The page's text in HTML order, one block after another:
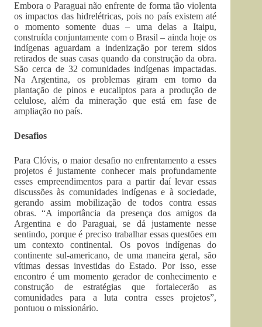
Embora o Paraguai não enfrente de forma tão violenta
os impactos das hidrelétricas, pois no país existem até
o momento somente duas – uma delas a Itaipu,
construída conjuntamente com o Brasil – ainda hoje os
indígenas aguardam a indenização por terem sidos
retirados de suas casas quando da construção da obra.
São cerca de 32 comunidades indígenas impactadas.
Na Argentina, os problemas giram em torno da
plantação de pinos e eucaliptos para a produção de
celulose, além da mineração que está em fase de
ampliação no país.
Desafios
Para Clóvis, o maior desafio no enfrentamento a esses
projetos é justamente conhecer mais profundamente
esses empreendimentos para a partir daí levar essas
discussões às comunidades indígenas e à sociedade,
gerando assim mobilização de todos contra essas
obras. “A importância da presença dos amigos da
Argentina e do Paraguai, se dá justamente nesse
sentindo, porque é preciso trabalhar essas questões em
um contexto continental. Os povos indígenas do
continente sul-americano, de uma maneira geral, são
vítimas dessas investidas do Estado. Por isso, esse
encontro é um momento gerador de conhecimento e
construção de estratégias que fortalecerão as
comunidades para a luta contra esses projetos”,
pontuou o missionário.